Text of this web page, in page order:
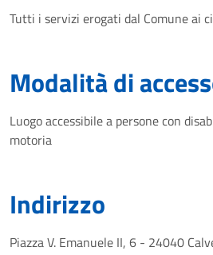
Tutti i servizi erogati dal Comune ai
Modalità di
Luogo accessibile a persone con
motoria
Indirizzo
Piazza V. Emanuele II, 6 - 24040